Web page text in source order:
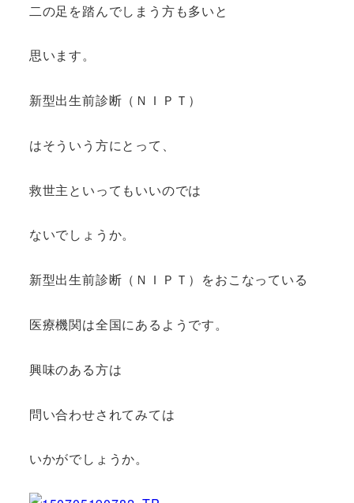
二の足を踏んでしまう方も多いと
思います。
新型出生前診断（ＮＩＰＴ）
はそういう方にとって、
救世主といってもいいのでは
ないでしょうか。
新型出生前診断（ＮＩＰＴ）をおこなっている
医療機関は全国にあるようです。
興味のある方は
問い合わせされてみては
いかがでしょうか。